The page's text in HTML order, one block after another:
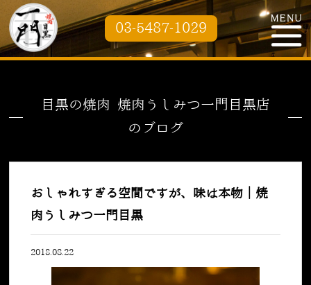
03-5487-1029
目黒の焼肉 焼肉うしみつ一門目黒店
のブログ
おしゃれすぎる空間ですが、味は本物｜焼
肉うしみつ一門目黒
2018.08.22